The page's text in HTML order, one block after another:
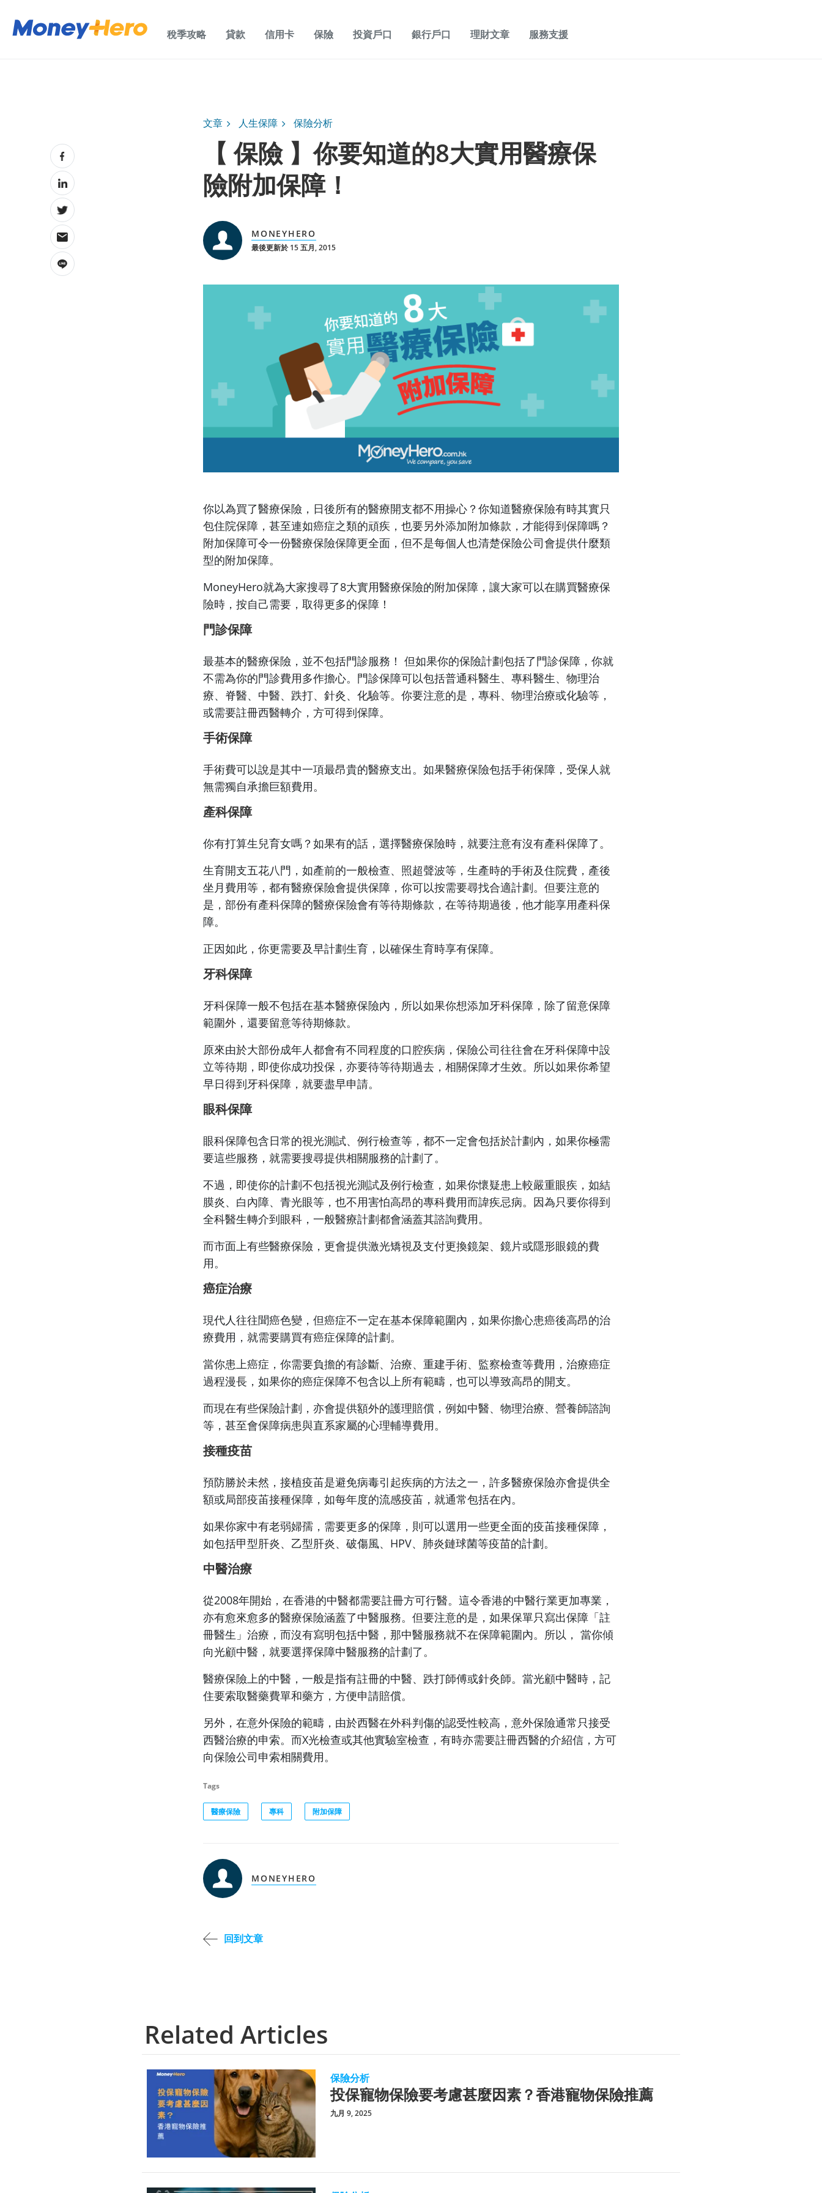
稅季攻略 貸款 信用卡 保險 投資戶口 銀行戶口 理財文章 服務支援
文章 人生保障 保險分析
【 保險 】你要知道的8大實用醫療保
險附加保障！
MONEYHERO
最後更新於 15 五月, 2015
你以為買了醫療保險，日後所有的醫療開支都不用操心？你知道醫療保險有時其實只
包住院保障，甚至連如癌症之類的頑疾，也要另外添加附加條款，才能得到保障嗎？
附加保障可令一份醫療保險保障更全面，但不是每個人也清楚保險公司會提供什麼類
型的附加保障。
MoneyHero就為大家搜尋了8大實用醫療保險的附加保障，讓大家可以在購買醫療保
險時，按自己需要，取得更多的保障！
門診保障
最基本的醫療保險，並不包括門診服務！ 但如果你的保險計劃包括了門診保障，你就
不需為你的門診費用多作擔心。門診保障可以包括普通科醫生、專科醫生、物理治
療、脊醫、中醫、跌打、針灸、化驗等。你要注意的是，專科、物理治療或化驗等，
或需要註冊西醫轉介，方可得到保障。
手術保障
手術費可以說是其中一項最昂貴的醫療支出。如果醫療保險包括手術保障，受保人就
無需獨自承擔巨額費用。
產科保障
你有打算生兒育女嗎？如果有的話，選擇醫療保險時，就要注意有沒有產科保障了。
生育開支五花八門，如產前的一般檢查、照超聲波等，生產時的手術及住院費，產後
坐月費用等，都有醫療保險會提供保障，你可以按需要尋找合適計劃。但要注意的
是，部份有產科保障的醫療保險會有等待期條款，在等待期過後，他才能享用產科保
障。
正因如此，你更需要及早計劃生育，以確保生育時享有保障。
牙科保障
牙科保障一般不包括在基本醫療保險內，所以如果你想添加牙科保障，除了留意保障
範圍外，還要留意等待期條款。
原來由於大部份成年人都會有不同程度的口腔疾病，保險公司往往會在牙科保障中設
立等待期，即使你成功投保，亦要待等待期過去，相關保障才生效。所以如果你希望
早日得到牙科保障，就要盡早申請。
眼科保障
眼科保障包含日常的視光測試、例行檢查等，都不一定會包括於計劃內，如果你極需
要這些服務，就需要搜尋提供相關服務的計劃了。
不過，即使你的計劃不包括視光測試及例行檢查，如果你懷疑患上較嚴重眼疾，如結
膜炎、白內障、青光眼等，也不用害怕高昂的專科費用而諱疾忌病。因為只要你得到
全科醫生轉介到眼科，一般醫療計劃都會涵蓋其諮詢費用。
而市面上有些醫療保險，更會提供激光矯視及支付更換鏡架、鏡片或隱形眼鏡的費
用。
癌症治療
現代人往往聞癌色變，但癌症不一定在基本保障範圍內，如果你擔心患癌後高昂的治
療費用，就需要購買有癌症保障的計劃。
當你患上癌症，你需要負擔的有診斷、治療、重建手術、監察檢查等費用，治療癌症
過程漫長，如果你的癌症保障不包含以上所有範疇，也可以導致高昂的開支。
而現在有些保險計劃，亦會提供額外的護理賠償，例如中醫、物理治療、營養師諮詢
等，甚至會保障病患與直系家屬的心理輔導費用。
接種疫苗
預防勝於未然，接植疫苖是避免病毒引起疾病的方法之一，許多醫療保險亦會提供全
額或局部疫苖接種保障，如每年度的流感疫苖，就通常包括在內。
如果你家中有老弱婦孺，需要更多的保障，則可以選用一些更全面的疫苖接種保障，
如包括甲型肝炎、乙型肝炎、破傷風、HPV、肺炎鏈球菌等疫苗的計劃。
中醫治療
從2008年開始，在香港的中醫都需要註冊方可行醫。這令香港的中醫行業更加專業，
亦有愈來愈多的醫療保險涵蓋了中醫服務。但要注意的是，如果保單只寫出保障「註
冊醫生」治療，而沒有寫明包括中醫，那中醫服務就不在保障範圍內。所以， 當你傾
向光顧中醫，就要選擇保障中醫服務的計劃了。
醫療保險上的中醫，一般是指有註冊的中醫、跌打師傅或針灸師。當光顧中醫時，記
住要索取醫藥費單和藥方，方便申請賠償。
另外，在意外保險的範疇，由於西醫在外科判傷的認受性較高，意外保險通常只接受
西醫治療的申索。而X光檢查或其他實驗室檢查，有時亦需要註冊西醫的介紹信，方可
向保險公司申索相關費用。
Tags
醫療保險 專科 附加保障
MONEYHERO
回到文章
Related Articles
保險分析
投保寵物保險要考慮甚麼因素？香港寵物保險推薦
九月 9, 2025